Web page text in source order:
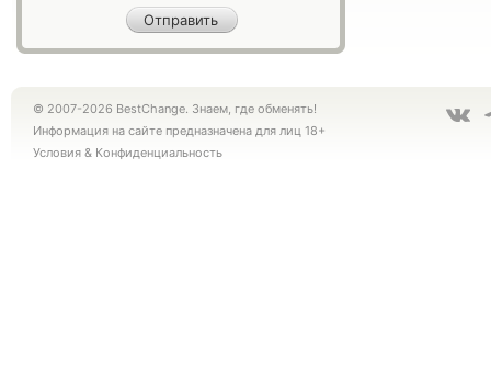
© 2007-2026 BestChange. Знаем, где обменять!
Информация на сайте предназначена для лиц 18+
Условия & Конфиденциальность